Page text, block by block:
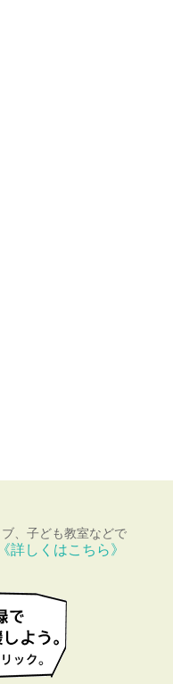
、子ども教室などで
《詳しくはこちら》